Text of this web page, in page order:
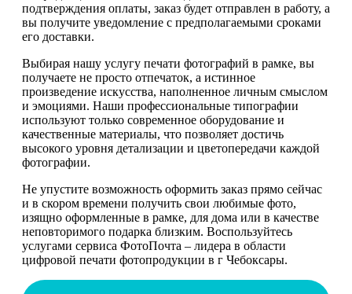
подтверждения оплаты, заказ будет отправлен в работу, а
вы получите уведомление с предполагаемыми сроками
его доставки.
Выбирая нашу услугу печати фотографий в рамке, вы
получаете не просто отпечаток, а истинное
произведение искусства, наполненное личным смыслом
и эмоциями. Наши профессиональные типографии
используют только современное оборудование и
качественные материалы, что позволяет достичь
высокого уровня детализации и цветопередачи каждой
фотографии.
Не упустите возможность оформить заказ прямо сейчас
и в скором времени получить свои любимые фото,
изящно оформленные в рамке, для дома или в качестве
неповторимого подарка близким. Воспользуйтесь
услугами сервиса ФотоПочта – лидера в области
цифровой печати фотопродукции в г Чебоксары.